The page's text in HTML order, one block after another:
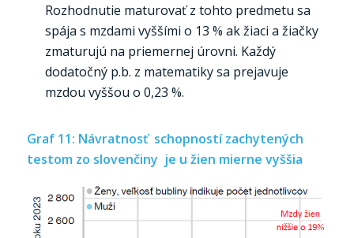
Rozhodnutie maturovať z tohto predmetu sa
spája s mzdami vyššími o 13 % ak žiaci a žiačky
zmaturujú na priemernej úrovni. Každý
dodatočný p.b. z matematiky sa prejavuje
mzdou vyššou o 0,23 %.
Graf 11: Návratnosť schopností zachytených
testom zo slovenčiny je u žien mierne vyššia